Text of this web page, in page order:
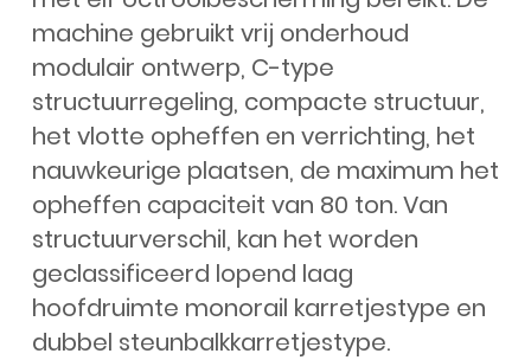
machine gebruikt vrij onderhoud
modulair ontwerp, C-type
structuurregeling, compacte structuur,
het vlotte opheffen en verrichting, het
nauwkeurige plaatsen, de maximum het
opheffen capaciteit van 80 ton. Van
structuurverschil, kan het worden
geclassificeerd lopend laag
hoofdruimte monorail karretjestype en
dubbel steunbalkkarretjestype.